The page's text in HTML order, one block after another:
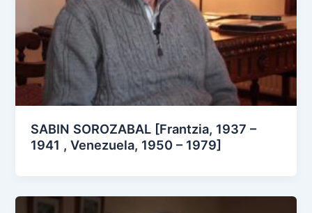
SABIN SOROZABAL [Frantzia, 1937 –
1941 , Venezuela, 1950 – 1979]